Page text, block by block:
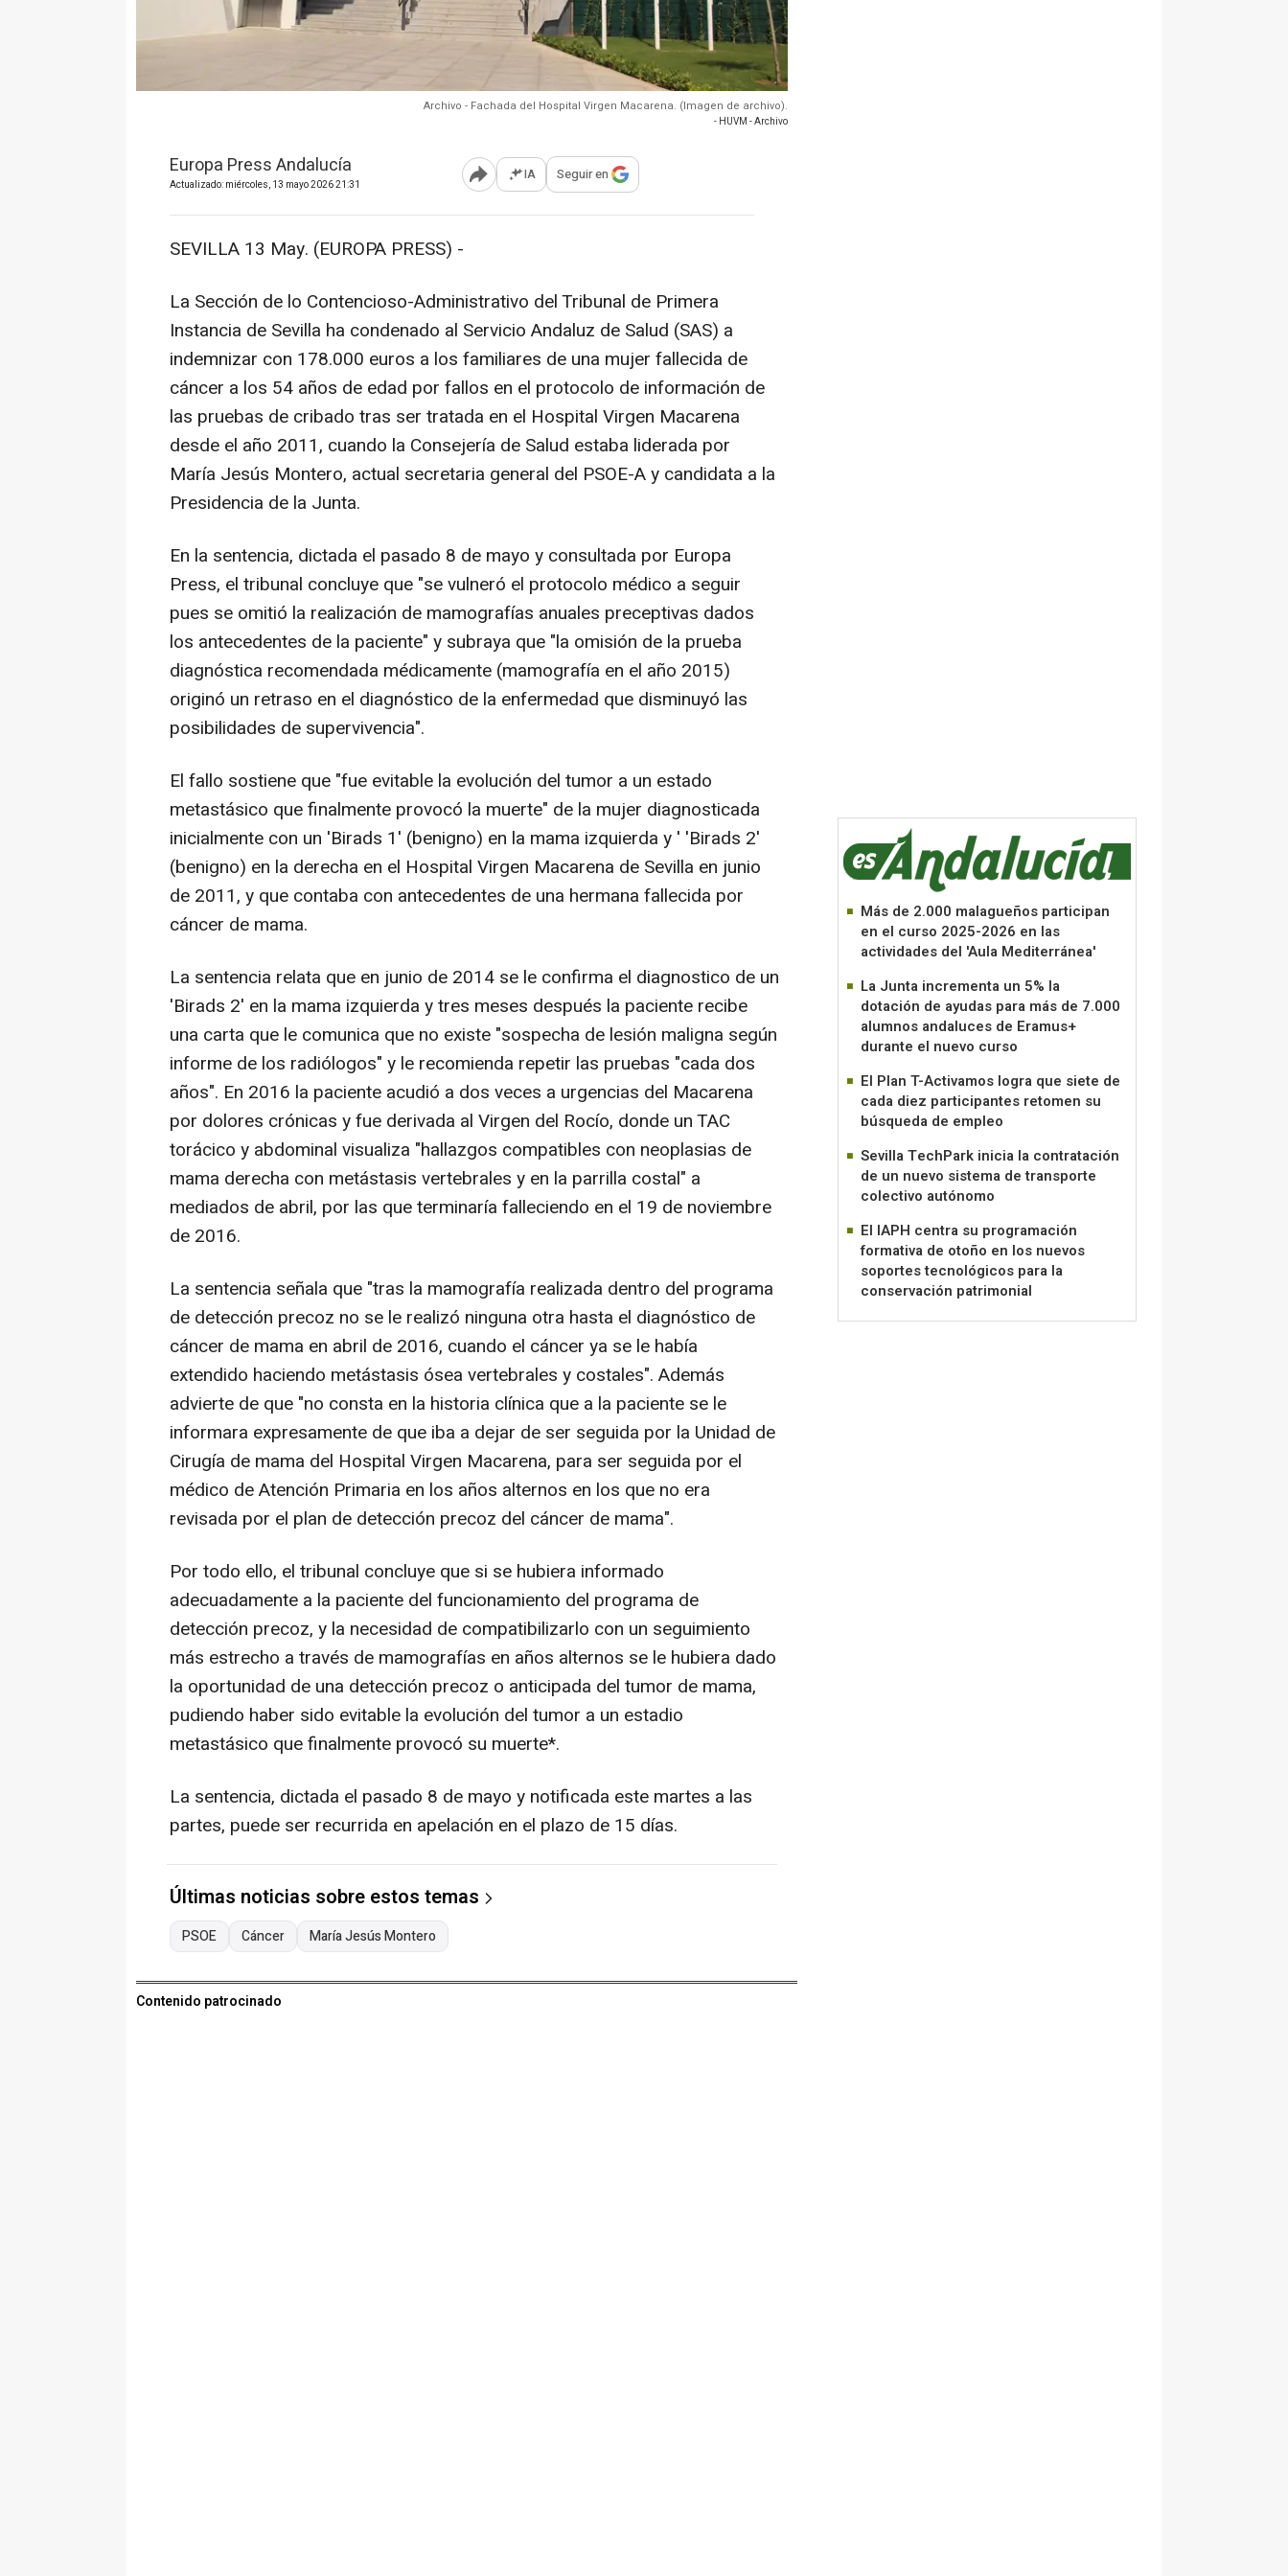
Archivo - Fachada del Hospital Virgen Macarena. (Imagen de archivo).
- HUVM - Archivo
Europa Press Andalucía
Actualizado: miércoles, 13 mayo 2026 21:31 Abrir opciones para compartir
IA Seguir en
SEVILLA 13 May. (EUROPA PRESS) -
La Sección de lo Contencioso-Administrativo del Tribunal de Primera
Instancia de Sevilla ha condenado al Servicio Andaluz de Salud (SAS) a
indemnizar con 178.000 euros a los familiares de una mujer fallecida de
cáncer a los 54 años de edad por fallos en el protocolo de información de
las pruebas de cribado tras ser tratada en el Hospital Virgen Macarena
desde el año 2011, cuando la Consejería de Salud estaba liderada por
María Jesús Montero, actual secretaria general del PSOE-A y candidata a la
Presidencia de la Junta.
En la sentencia, dictada el pasado 8 de mayo y consultada por Europa
Press, el tribunal concluye que "se vulneró el protocolo médico a seguir
pues se omitió la realización de mamografías anuales preceptivas dados
los antecedentes de la paciente" y subraya que "la omisión de la prueba
diagnóstica recomendada médicamente (mamografía en el año 2015)
originó un retraso en el diagnóstico de la enfermedad que disminuyó las
posibilidades de supervivencia".
El fallo sostiene que "fue evitable la evolución del tumor a un estado
metastásico que finalmente provocó la muerte" de la mujer diagnosticada
inicialmente con un 'Birads 1' (benigno) en la mama izquierda y ' 'Birads 2'
(benigno) en la derecha en el Hospital Virgen Macarena de Sevilla en junio
de 2011, y que contaba con antecedentes de una hermana fallecida por
cáncer de mama.
La sentencia relata que en junio de 2014 se le confirma el diagnostico de un
'Birads 2' en la mama izquierda y tres meses después la paciente recibe
una carta que le comunica que no existe "sospecha de lesión maligna según
informe de los radiólogos" y le recomienda repetir las pruebas "cada dos
años". En 2016 la paciente acudió a dos veces a urgencias del Macarena
por dolores crónicas y fue derivada al Virgen del Rocío, donde un TAC
torácico y abdominal visualiza "hallazgos compatibles con neoplasias de
mama derecha con metástasis vertebrales y en la parrilla costal" a
mediados de abril, por las que terminaría falleciendo en el 19 de noviembre
de 2016.
La sentencia señala que "tras la mamografía realizada dentro del programa
de detección precoz no se le realizó ninguna otra hasta el diagnóstico de
cáncer de mama en abril de 2016, cuando el cáncer ya se le había
extendido haciendo metástasis ósea vertebrales y costales". Además
advierte de que "no consta en la historia clínica que a la paciente se le
informara expresamente de que iba a dejar de ser seguida por la Unidad de
Cirugía de mama del Hospital Virgen Macarena, para ser seguida por el
médico de Atención Primaria en los años alternos en los que no era
revisada por el plan de detección precoz del cáncer de mama".
Por todo ello, el tribunal concluye que si se hubiera informado
adecuadamente a la paciente del funcionamiento del programa de
detección precoz, y la necesidad de compatibilizarlo con un seguimiento
más estrecho a través de mamografías en años alternos se le hubiera dado
la oportunidad de una detección precoz o anticipada del tumor de mama,
pudiendo haber sido evitable la evolución del tumor a un estadio
metastásico que finalmente provocó su muerte*.
La sentencia, dictada el pasado 8 de mayo y notificada este martes a las
partes, puede ser recurrida en apelación en el plazo de 15 días.
Últimas noticias sobre estos temas
PSOE Cáncer María Jesús Montero
Contenido patrocinado
Más de 2.000 malagueños participan
en el curso 2025-2026 en las
actividades del 'Aula Mediterránea'
La Junta incrementa un 5% la
dotación de ayudas para más de 7.000
alumnos andaluces de Eramus+
durante el nuevo curso
El Plan T-Activamos logra que siete de
cada diez participantes retomen su
búsqueda de empleo
Sevilla TechPark inicia la contratación
de un nuevo sistema de transporte
colectivo autónomo
El IAPH centra su programación
formativa de otoño en los nuevos
soportes tecnológicos para la
conservación patrimonial